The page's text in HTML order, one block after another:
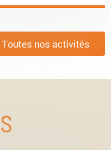
Toutes nos activités